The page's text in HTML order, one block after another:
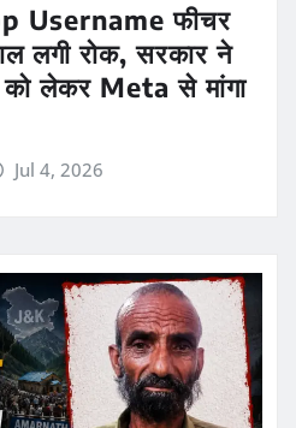
Username फीचर
लगी रोक, सरकार ने
को लेकर Meta से मांगा
Jul 4, 2026